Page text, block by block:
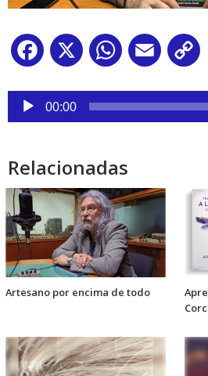
Facebook
X WhatsApp
Email
Reproductor
audio
00:00
Relacionadas
Artesano por encima de todo